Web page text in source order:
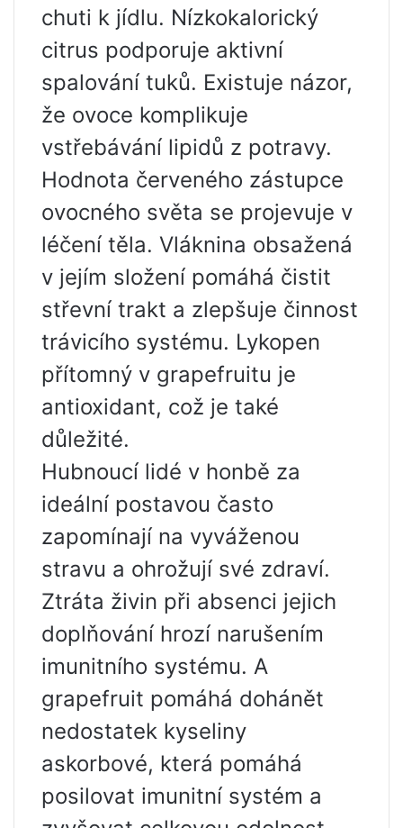
chuti k jídlu. Nízkokalorický
citrus podporuje aktivní
spalování tuků. Existuje názor,
že ovoce komplikuje
vstřebávání lipidů z potravy.
Hodnota červeného zástupce
ovocného světa se projevuje v
léčení těla. Vláknina obsažená
v jejím složení pomáhá čistit
střevní trakt a zlepšuje činnost
trávicího systému. Lykopen
přítomný v grapefruitu je
antioxidant, což je také
důležité.
Hubnoucí lidé v honbě za
ideální postavou často
zapomínají na vyváženou
stravu a ohrožují své zdraví.
Ztráta živin při absenci jejich
doplňování hrozí narušením
imunitního systému. A
grapefruit pomáhá dohánět
nedostatek kyseliny
askorbové, která pomáhá
posilovat imunitní systém a